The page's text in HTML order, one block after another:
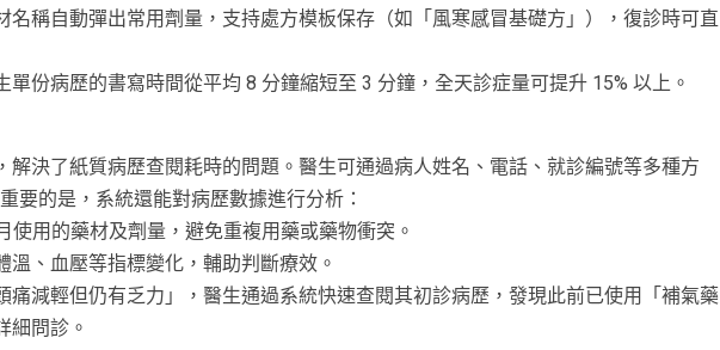
名稱自動彈出常用劑量，支持處方模板保存（如「風寒感冒基礎方」），復診時可直
份病歷的書寫時間從平均 8 分鐘縮短至 3 分鐘，全天診症量可提升 15% 以上。
解決了紙質病歷查閱耗時的問題。醫生可通過病人姓名、電話、就診編號等多種方
要的是，系統還能對病歷數據進行分析：
使用的藥材及劑量，避免重複用藥或藥物衝突。
、血壓等指標變化，輔助判斷療效。
痛減輕但仍有乏力」，醫生通過系統快速查閱其初診病歷，發現此前已使用「補氣藥
細問診。